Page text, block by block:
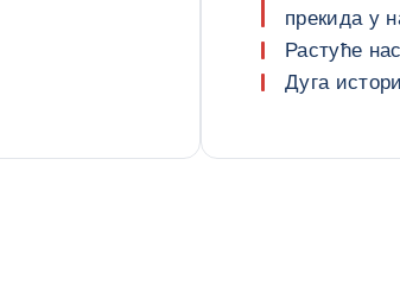
прекида у
Растуће
Дуга